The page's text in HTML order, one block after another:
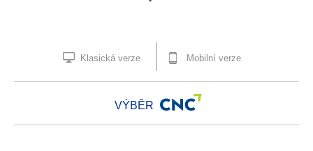
Klasická verze Mobilní verze
VÝBĚR